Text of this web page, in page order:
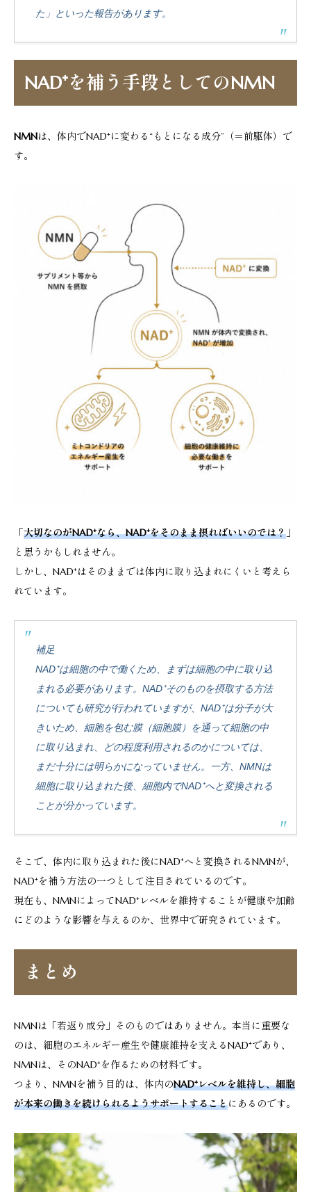
た」といった報告があります。
NAD⁺を補う手段としてのNMN
NMNは、体内でNAD⁺に変わる“もとになる成分”（＝前駆体）で
す。
「大切なのがNAD⁺なら、NAD⁺をそのまま摂ればいいのでは？ 」
と思うかもしれません。
しかし、NAD⁺はそのままでは体内に取り込まれにくいと考えら
れています。
補足
NAD⁺は細胞の中で働くため、まずは細胞の中に取り込
まれる必要があります。NAD⁺そのものを摂取する方法
についても研究が行われていますが、NAD⁺は分子が大
きいため、細胞を包む膜（細胞膜）を通って細胞の中
に取り込まれ、どの程度利用されるのかについては、
まだ十分には明らかになっていません。一方、NMNは
細胞に取り込まれた後、細胞内でNAD⁺へと変換される
ことが分かっています。
そこで、体内に取り込まれた後にNAD⁺へと変換されるNMNが、
NAD⁺を補う方法の一つとして注目されているのです。
現在も、NMNによってNAD⁺レベルを維持することが健康や加齢
にどのような影響を与えるのか、世界中で研究されています。
まとめ
NMNは「若返り成分」そのものではありません。本当に重要な
のは、細胞のエネルギー産生や健康維持を支えるNAD⁺であり、
NMNは、そのNAD⁺を作るための材料です。
つまり、NMNを補う目的は、体内のNAD⁺レベルを維持し、細胞
が本来の働きを続けられるようサポートすることにあるのです。